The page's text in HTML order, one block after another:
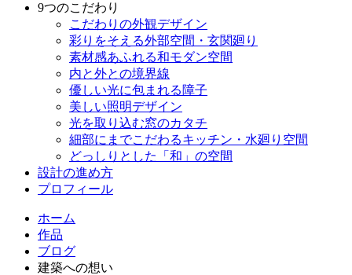
9つのこだわり
こだわりの外観デザイン
彩りをそえる外部空間・玄関廻り
素材感あふれる和モダン空間
内と外との境界線
優しい光に包まれる障子
美しい照明デザイン
光を取り込む窓のカタチ
細部にまでこだわるキッチン・水廻り空間
どっしりとした「和」の空間
設計の進め方
プロフィール
ホーム
作品
ブログ
建築への想い